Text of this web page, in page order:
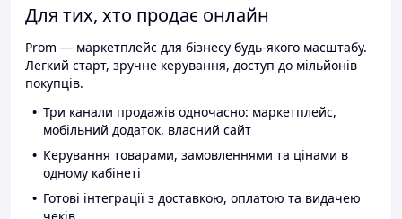
Для тих, хто продає онлайн
Prom — маркетплейс для бізнесу будь-якого масштабу.
Легкий старт, зручне керування, доступ до мільйонів
покупців.
Три канали продажів одночасно: маркетплейс,
мобільний додаток, власний сайт
Керування товарами, замовленнями та цінами в
одному кабінеті
Готові інтеграції з доставкою, оплатою та видачею